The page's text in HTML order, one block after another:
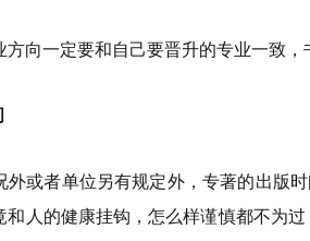
方向一定要和自己要晋升的专业一致
外或者单位另有规定外，专著的出版
和人的健康挂钩，怎么样谨慎都不为